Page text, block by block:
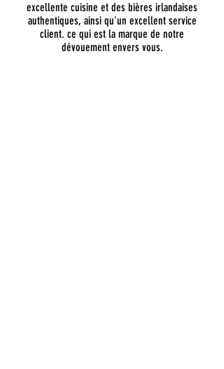
excellente cuisine et des bières irlandaises
authentiques, ainsi qu'un excellent service
client. ce qui est la marque de notre
dévouement envers vous.